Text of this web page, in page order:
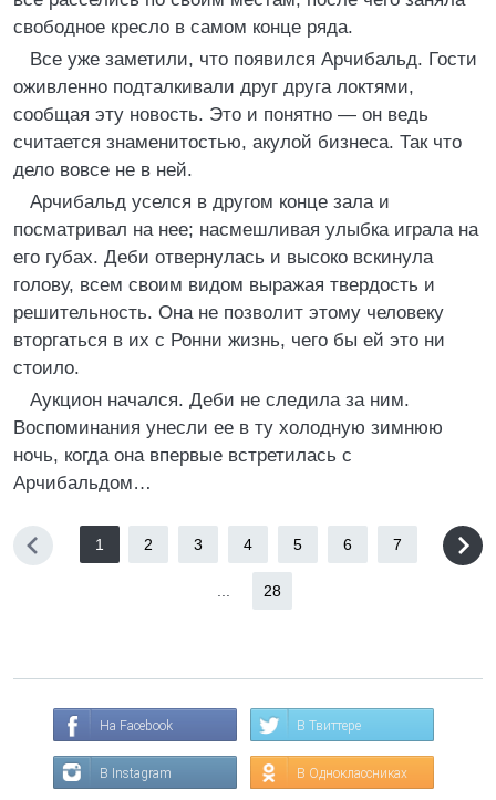
свободное кресло в самом конце ряда.
Все уже заметили, что появился Арчибальд. Гости
оживленно подталкивали друг друга локтями,
сообщая эту новость. Это и понятно — он ведь
считается знаменитостью, акулой бизнеса. Так что
дело вовсе не в ней.
Арчибальд уселся в другом конце зала и
посматривал на нее; насмешливая улыбка играла на
его губах. Деби отвернулась и высоко вскинула
голову, всем своим видом выражая твердость и
решительность. Она не позволит этому человеку
вторгаться в их с Ронни жизнь, чего бы ей это ни
стоило.
Аукцион начался. Деби не следила за ним.
Воспоминания унесли ее в ту холодную зимнюю
ночь, когда она впервые встретилась с
Арчибальдом…
1 2 3 4 5 6 7
28
На Facebook В Твиттере
В Instagram В Одноклассниках